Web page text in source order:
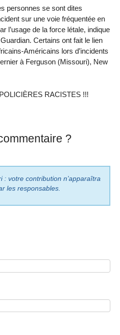
personnes se sont dites
sur une voie fréquentée en
l’usage de la force létale, indique
Certains ont fait le lien
Américains lors d’incidents
à Ferguson (Missouri), New
RACISTES !!!
?
: votre contribution n’apparaîtra
les responsables.